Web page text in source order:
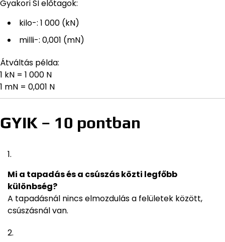
Gyakori SI előtagok:
kilo-: 1 000 (kN)
milli-: 0,001 (mN)
Átváltás példa:
1 kN = 1 000 N
1 mN = 0,001 N
GYIK – 10 pontban
Mi a tapadás és a csúszás közti legfőbb
különbség?
A tapadásnál nincs elmozdulás a felületek között,
csúszásnál van.